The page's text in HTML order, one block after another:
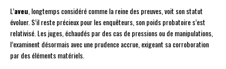
L’aveu, longtemps considéré comme la reine des preuves, voit son statut
évoluer. S’il reste précieux pour les enquêteurs, son poids probatoire s’est
relativisé. Les juges, échaudés par des cas de pressions ou de manipulations,
l’examinent désormais avec une prudence accrue, exigeant sa corroboration
par des éléments matériels.